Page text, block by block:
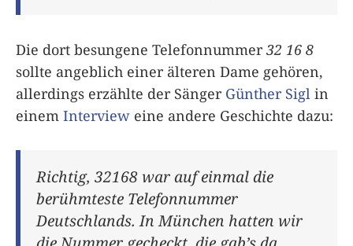
Die dort besungene Telefonnummer32 16 8
sollte angeblich einer älteren Dame gehören,
allerdings erzählte der Sänger Günther Sigl in
einem Interview eine andere Geschichte dazu:
Richtig, 32168 war auf einmal die
berühmteste Telefonnummer
Deutschlands. In München hatten wir